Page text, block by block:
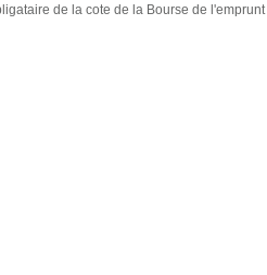
de la cote de la Bourse de l'emprunt